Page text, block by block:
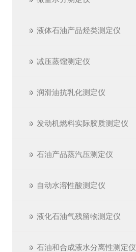
液体石油产品烃类测定仪
减压蒸馏测定仪
润滑油抗乳化测定仪
发动机燃料实际胶质测定仪
石油产品蒸汽压测定仪
自动水溶性酸测定仪
液化石油气残留物测定仪
石油和合成液水分离性测定仪